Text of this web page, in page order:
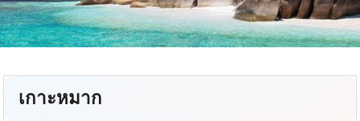
เกาะหมาก